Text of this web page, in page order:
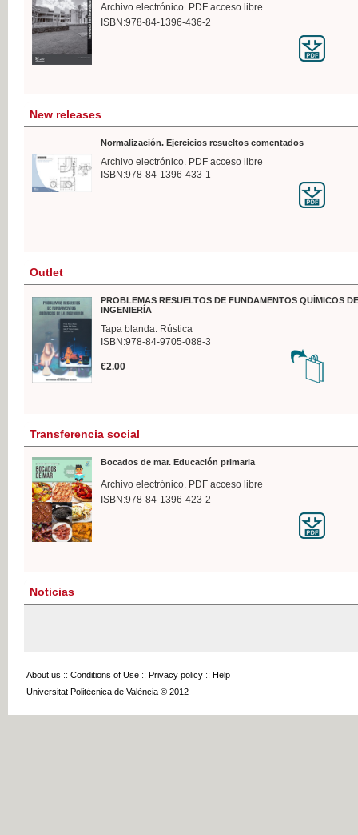
Archivo electrónico. PDF acceso libre
ISBN:978-84-1396-436-2
New releases
Normalización. Ejercicios resueltos comentados
Archivo electrónico. PDF acceso libre
ISBN:978-84-1396-433-1
Outlet
PROBLEMAS RESUELTOS DE FUNDAMENTOS QUÍMICOS
INGENIERÍA
Tapa blanda. Rústica
ISBN:978-84-9705-088-3
€2.00
Transferencia social
Bocados de mar. Educación primaria
Archivo electrónico. PDF acceso libre
ISBN:978-84-1396-423-2
Noticias
About us :: Conditions of Use :: Privacy policy :: Help
Universitat Politècnica de València © 2012